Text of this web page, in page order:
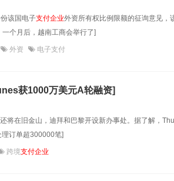
该国电子支付企业外资所有权比例限额的征询意见，
个月后，越南工商会举行了]
外资 电子支付
获1000万美元A轮融资]
将在旧金山，迪拜和巴黎开设新办事处。据了解，
理订单超300000笔]
跨境支付企业